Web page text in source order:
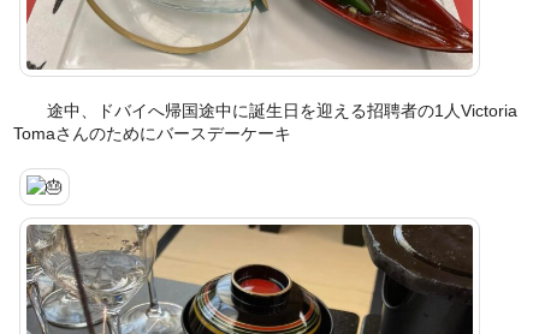
途中、ドバイへ帰国途中に誕生日を迎える招聘者の1人Victoria
Tomaさんのためにバースデーケーキ